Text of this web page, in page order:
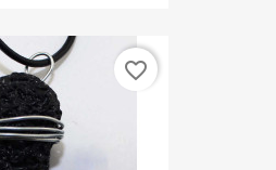
favorite_border